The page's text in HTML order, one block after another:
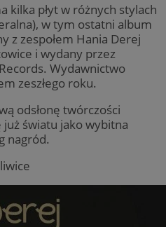
kilka płyt w różnych stylach
w tym ostatni album
z zespołem Hania Derej
i wydany przez
Wydawnictwo
zeszłego roku.
odsłonę twórczości
już światu jako wybitna
nagród.